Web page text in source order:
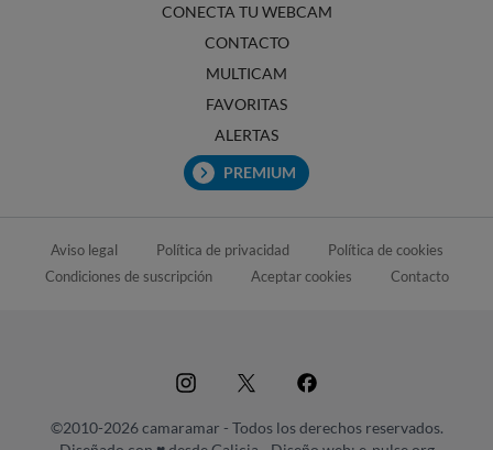
CONECTA TU WEBCAM
CONTACTO
MULTICAM
FAVORITAS
ALERTAS
PREMIUM
Aviso legal Política de privacidad
Política de cookies
Condiciones de suscripción
Aceptar cookies Contacto
©2010-2026 camaramar - Todos los derechos reservados.